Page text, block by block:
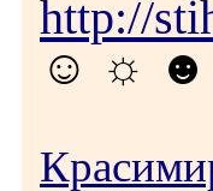
http://
☺ ☼ ☻